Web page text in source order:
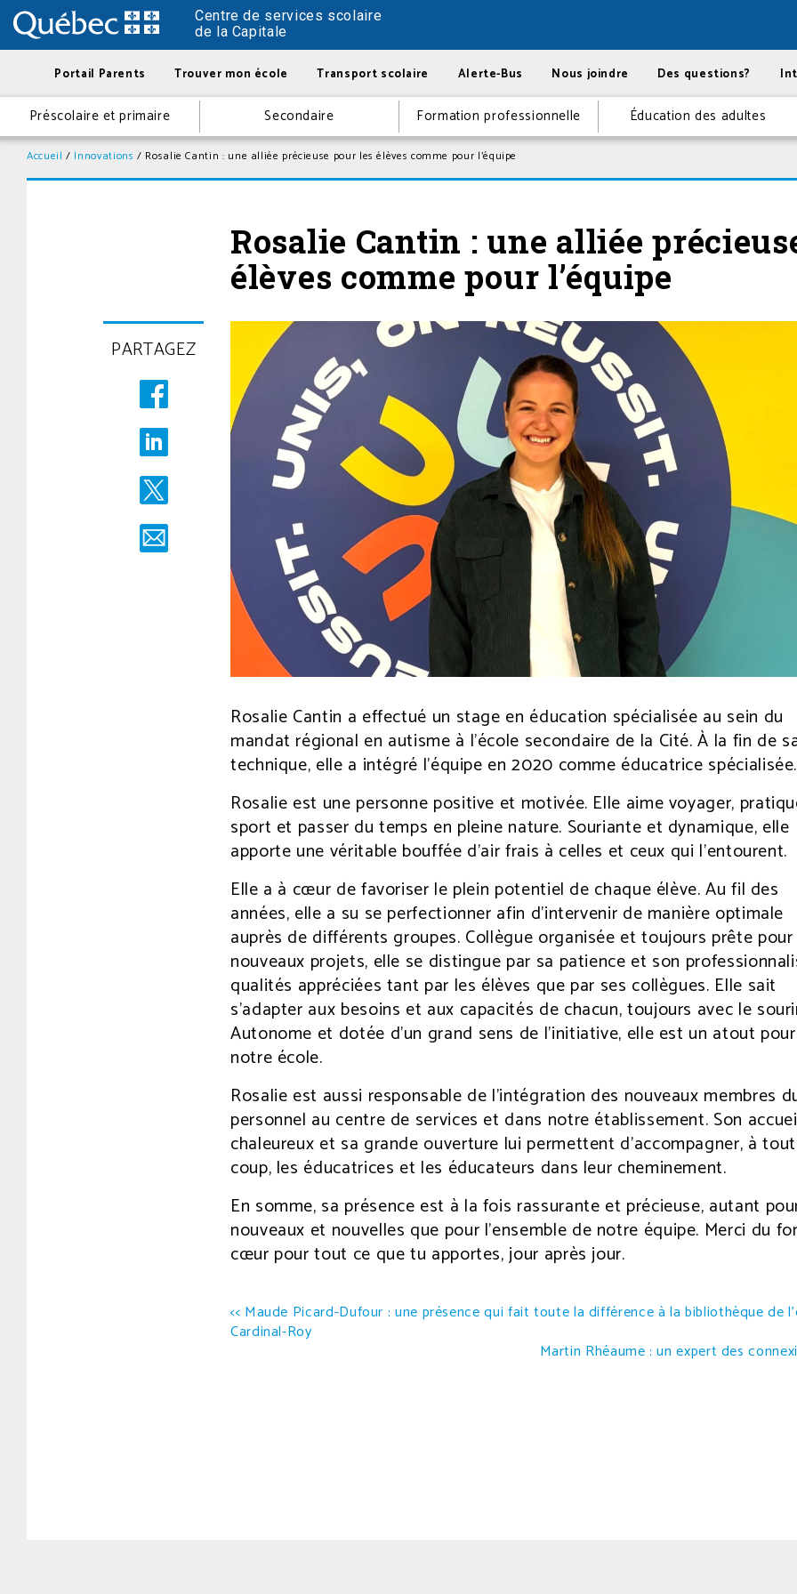
Centre de services scolaire
de la Capitale
Portail Parents Trouver mon école Transport scolaire Alerte-Bus Nous joindre Des questions?
Préscolaire et primaire Secondaire Formation professionnelle Éducation des adultes
Accueil / Innovations / Rosalie Cantin : une alliée précieuse pour les élèves comme pour l’équipe
Rosalie Cantin : une alliée
élèves comme pour l’équipe
juin
2025
à
comsg
PARTAGEZ
Rosalie Cantin a effectué un stage en éducation spécialisée au sein du
mandat régional en autisme à l’école secondaire de la Cité. À la fin de
technique, elle a intégré l’équipe en 2020 comme éducatrice spécialisée.
Rosalie est une personne positive et motivée. Elle aime voyager,
sport et passer du temps en pleine nature. Souriante et dynamique, elle
apporte une véritable bouffée d’air frais à celles et ceux qui l’entourent.
Elle a à cœur de favoriser le plein potentiel de chaque élève. Au fil des
années, elle a su se perfectionner afin d’intervenir de manière optimale
auprès de différents groupes. Collègue organisée et toujours prête
nouveaux projets, elle se distingue par sa patience et son
qualités appréciées tant par les élèves que par ses collègues. Elle sait
s’adapter aux besoins et aux capacités de chacun, toujours avec le
Autonome et dotée d’un grand sens de l’initiative, elle est un atout pour
notre école.
Rosalie est aussi responsable de l’intégration des nouveaux membres
personnel au centre de services et dans notre établissement. Son
chaleureux et sa grande ouverture lui permettent d’accompagner, à tout
coup, les éducatrices et les éducateurs dans leur cheminement.
En somme, sa présence est à la fois rassurante et précieuse, autant
nouveaux et nouvelles que pour l’ensemble de notre équipe. Merci du
cœur pour tout ce que tu apportes, jour après jour.
Navigation
de
<< Maude Picard-Dufour : une présence qui fait toute la différence à la bibliothèque de
Cardinal-Roy
Martin Rhéaume : un expert des